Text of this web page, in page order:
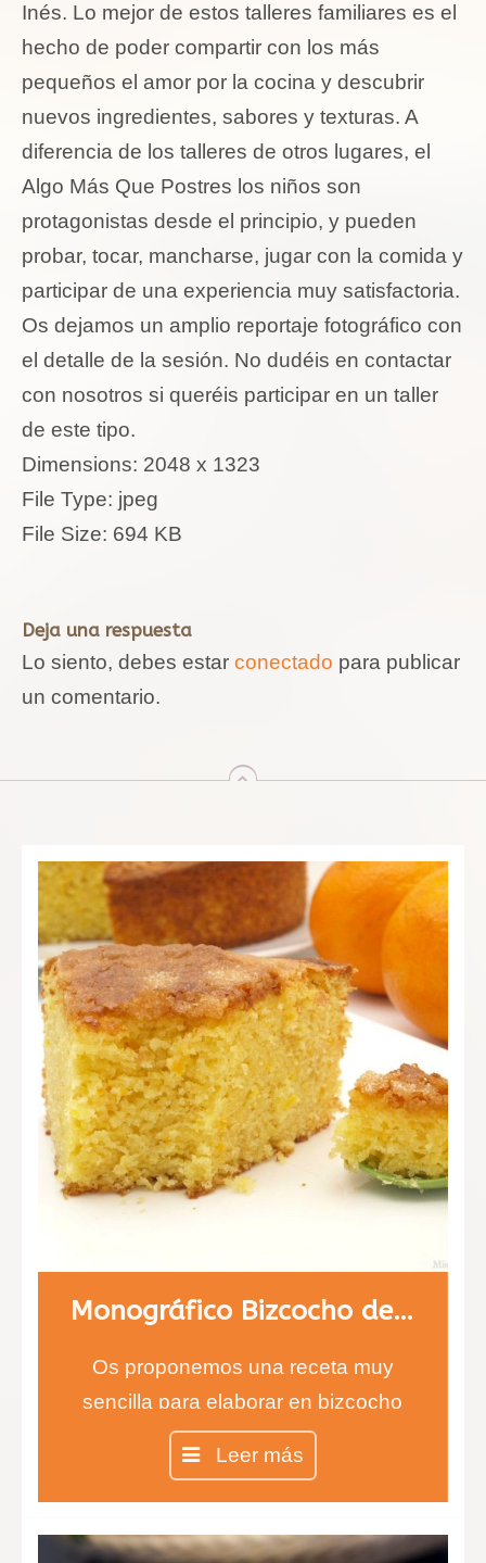
Inés. Lo mejor de estos talleres familiares es el
hecho de poder compartir con los más
pequeños el amor por la cocina y descubrir
nuevos ingredientes, sabores y texturas. A
diferencia de los talleres de otros lugares, el
Algo Más Que Postres los niños son
protagonistas desde el principio, y pueden
probar, tocar, mancharse, jugar con la comida y
participar de una experiencia muy satisfactoria.
Os dejamos un amplio reportaje fotográfico con
el detalle de la sesión. No dudéis en contactar
con nosotros si queréis participar en un taller
de este tipo.
Dimensions: 2048 x 1323
File Type: jpeg
File Size: 694 KB
Deja una respuesta
Lo siento, debes estar conectado para publicar
un comentario.
arriba
Monográfico Bizcocho de naranja
Os proponemos una receta muy
sencilla para elaborar en bizcocho
de naranja, ideal para cualquier hora
del día, pero sobre todo a la hora del
desayuno por el sabor tan intenso
que le proporciona la cáscara de
Leer más